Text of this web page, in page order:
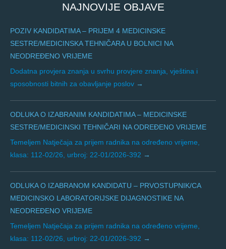
NAJNOVIJE OBJAVE
POZIV KANDIDATIMA – PRIJEM 4 MEDICINSKE
SESTRE/MEDICINSKA TEHNIČARA U BOLNICI NA
NEODREĐENO VRIJEME
Dodatna provjera znanja u svrhu provjere znanja, vještina i
sposobnosti bitnih za obavljanje poslov
ODLUKA O IZABRANIM KANDIDATIMA – MEDICINSKE
SESTRE/MEDICINSKI TEHNIČARI NA ODREĐENO VRIJEME
Temeljem Natječaja za prijem radnika na određeno vrijeme,
klasa: 112-02/26, urbroj: 22-01/2026-392
ODLUKA O IZABRANOM KANDIDATU – PRVOSTUPNIK/CA
MEDICINSKO LABORATORIJSKE DIJAGNOSTIKE NA
NEODREĐENO VRIJEME
Temeljem Natječaja za prijem radnika na određeno vrijeme,
klasa: 112-02/26, urbroj: 22-01/2026-392